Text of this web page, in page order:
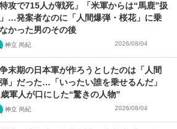
特攻で715人が戦死」「米軍からは“馬鹿”扱
…発案者なのに「人間爆弾・桜花」に乗
かった男のその後
神立 尚紀 2026/08/04
末期の日本軍が作ろうとしたのは「人間
」だった…「いったい誰を乗せるんだ」
軍人が口にした“驚きの人物”
神立 尚紀 2026/08/04